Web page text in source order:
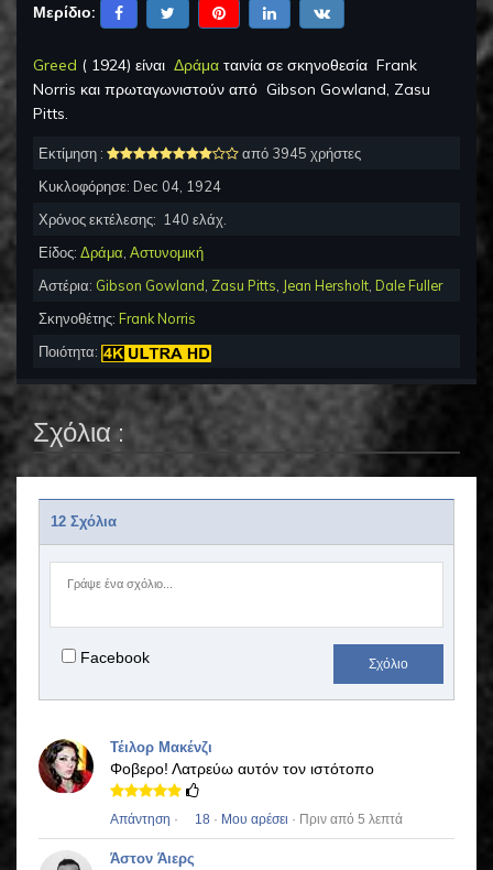
Μερίδιο:
Greed ( 1924) είναι Δράμα ταινία σε σκηνοθεσία Frank
Norris και πρωταγωνιστούν από Gibson Gowland, Zasu
Pitts.
Εκτίμηση :
από 3945 χρήστες
Κυκλοφόρησε: Dec 04, 1924
Χρόνος εκτέλεσης: 140 ελάχ.
Είδος: Δράμα Αστυνομική
Αστέρια: Gibson Gowland Zasu Pitts Jean Hersholt Dale Fuller
Σκηνοθέτης: Frank Norris
Ποιότητα:
Σχόλια :
12 Σχόλια
Facebook Σχόλιο
Τέιλορ Μακένζι
Φοβερο! Λατρεύω αυτόν τον ιστότοπο
Απάντηση · 18 · Μου αρέσει · Πριν από 5 λεπτά
Άστον Άιερς